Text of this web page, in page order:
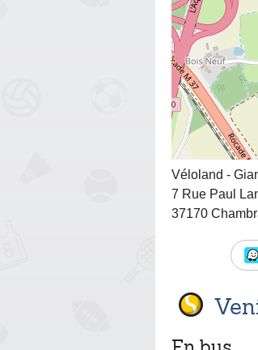
Véloland -
7 Rue Paul
37170